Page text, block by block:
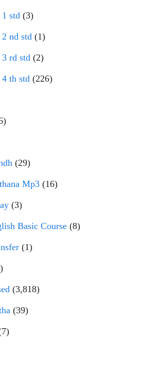
std (3)
nd std (1)
rd std (2)
th std (226)
(29)
Mp3 (16)
(3)
Basic Course (8)
(1)
(3,818)
(39)